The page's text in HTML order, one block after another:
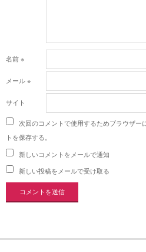
名前 ※
メール ※
サイト
次回のコメントで使用するためブラウザー
トを保存する。
新しいコメントをメールで通知
新しい投稿をメールで受け取る